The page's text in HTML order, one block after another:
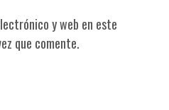
y web en este
que comente.